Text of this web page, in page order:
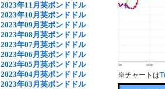
2023年11月英ポンドドル
2023年10月英ポンドドル
2023年09月英ポンドドル
2023年08月英ポンドドル
2023年07月英ポンドドル
2023年06月英ポンドドル
2023年05月英ポンドドル
2023年04月英ポンドドル
2023年03月英ポンドドル
※チャートは